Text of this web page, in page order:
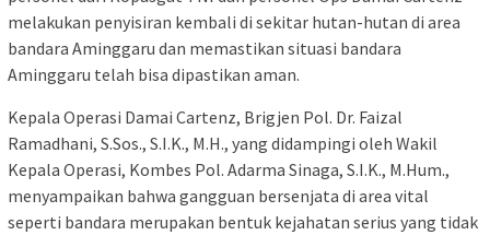
melakukan penyisiran kembali di sekitar hutan-hutan di area
bandara Aminggaru dan memastikan situasi bandara
Aminggaru telah bisa dipastikan aman.
Kepala Operasi Damai Cartenz, Brigjen Pol. Dr. Faizal
Ramadhani, S.Sos., S.I.K., M.H., yang didampingi oleh Wakil
Kepala Operasi, Kombes Pol. Adarma Sinaga, S.I.K., M.Hum.,
menyampaikan bahwa gangguan bersenjata di area vital
seperti bandara merupakan bentuk kejahatan serius yang tidak